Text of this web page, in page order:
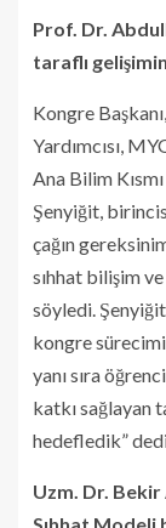
Prof. Dr.
taraflı
Kongre
Yardımcısı,
Ana Bilim
Şenyiğit,
çağın
sıhhat bilişim
söyledi.
kongre
yanı sıra
katkı sağlayan
hedefledik”
Uzm. Dr.